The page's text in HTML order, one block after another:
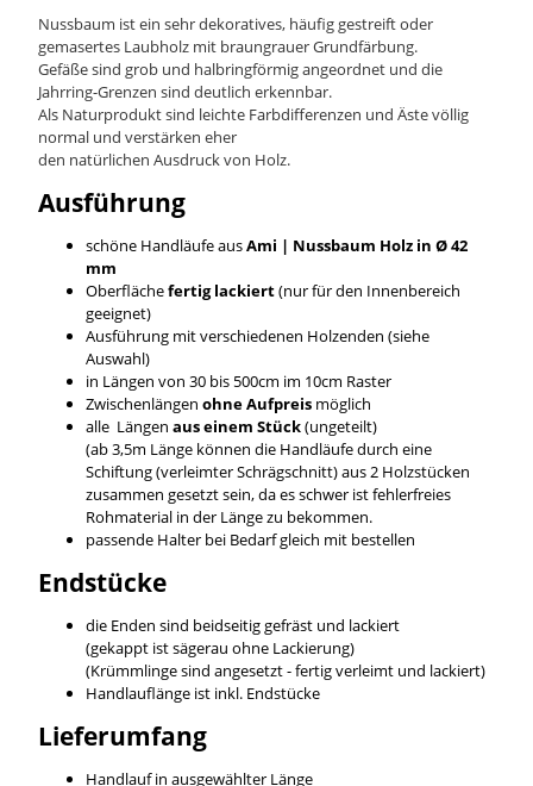
Nussbaum ist ein sehr dekoratives, häufig gestreift oder
gemasertes Laubholz mit braungrauer Grundfärbung.
Gefäße sind grob und halbringförmig angeordnet und die
Jahrring-Grenzen sind deutlich erkennbar.
Als Naturprodukt sind leichte Farbdifferenzen und Äste völlig
normal und verstärken eher
den natürlichen Ausdruck von Holz.
Ausführung
schöne Handläufe ausAmi | Nussbaum Holz in Ø 42
mm
Oberflächefertig lackiert(nur für den Innenbereich
geeignet)
Ausführung mit verschiedenen Holzenden (siehe
Auswahl)
in Längen von 30 bis 500cm im 10cm Raster
Zwischenlängen ohne Aufpreis möglich
alle Längen aus einem Stück(ungeteilt)
(ab 3,5m Länge können die Handläufe durch eine
Schiftung (verleimter Schrägschnitt) aus 2 Holzstücken
zusammen gesetzt sein, da es schwer ist fehlerfreies
Rohmaterial in der Länge zu bekommen.
passende Halter bei Bedarf gleich mit bestellen
Endstücke
die Enden sind beidseitig gefräst und lackiert
(gekappt ist sägerau ohne Lackierung)
(Krümmlinge sind angesetzt - fertig verleimt und lackiert)
Handlauflänge ist inkl. Endstücke
Lieferumfang
Handlauf in ausgewählter Länge